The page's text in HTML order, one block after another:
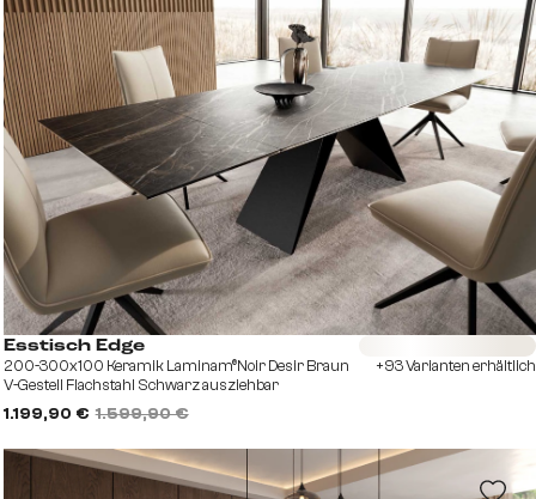
Esstisch Edge
200-300x100 Keramik Laminam®Noir Desir Braun
V-Gestell Flachstahl Schwarz ausziehbar
1.199,90 € 1.599,90 €
Sofort versandfertig
+93 Varianten erhältlich